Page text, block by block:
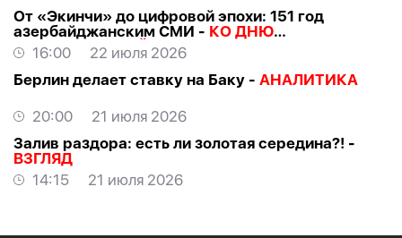
От «Экинчи» до цифровой эпохи: 151 год
азербайджанским СМИ - КО ДНЮ
НАЦИОНАЛЬНОЙ ПРЕССЫ
16:00
22 июля 2026
Берлин делает ставку на Баку - АНАЛИТИКА
20:00
21 июля 2026
Залив раздора: есть ли золотая середина?! -
ВЗГЛЯД
14:15
21 июля 2026